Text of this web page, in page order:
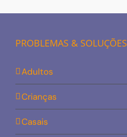
PROBLEMAS & SOLUÇÕES
Adultos
Crianças
Casais